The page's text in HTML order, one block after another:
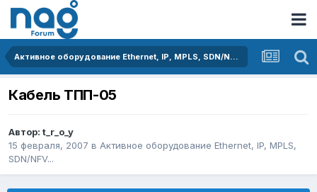
Активное оборудование Ethernet, IP, MPLS, SDN/NFV...
Кабель ТПП-05
Автор: t_r_o_y
15 февраля, 2007 в Активное оборудование Ethernet, IP, MPLS,
SDN/NFV...